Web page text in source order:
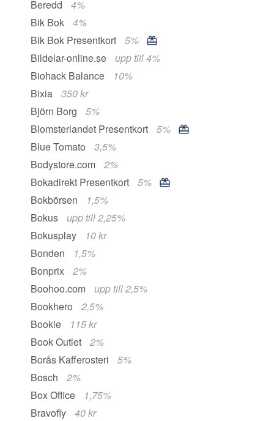
Beredd
4%
Bik Bok
4%
Bik Bok Presentkort
5%
Bildelar-online.se
upp till 4%
Biohack Balance
10%
Bixia
350 kr
Björn Borg
5%
Blomsterlandet Presentkort
5%
Blue Tomato
3,5%
Bodystore.com
2%
Bokadirekt Presentkort
5%
Bokbörsen
1,5%
Bokus
upp till 2,25%
Bokusplay
10 kr
Bonden
1,5%
Bonprix
2%
Boohoo.com
upp till 2,5%
Bookhero
2,5%
Bookie
115 kr
Book Outlet
2%
Borås Kafferosteri
5%
Bosch
2%
Box Office
1,75%
Bravofly
40 kr